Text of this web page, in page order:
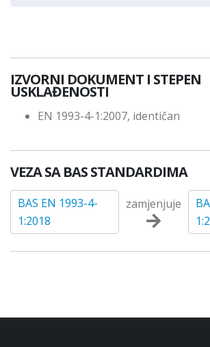
IZVORNI DOKUMENT I STEPEN
USKLAĐENOSTI
EN 1993-4-1:2007, identičan
VEZA SA BAS STANDARDIMA
BAS EN 1993-4-
1:2018
zamjenjuje